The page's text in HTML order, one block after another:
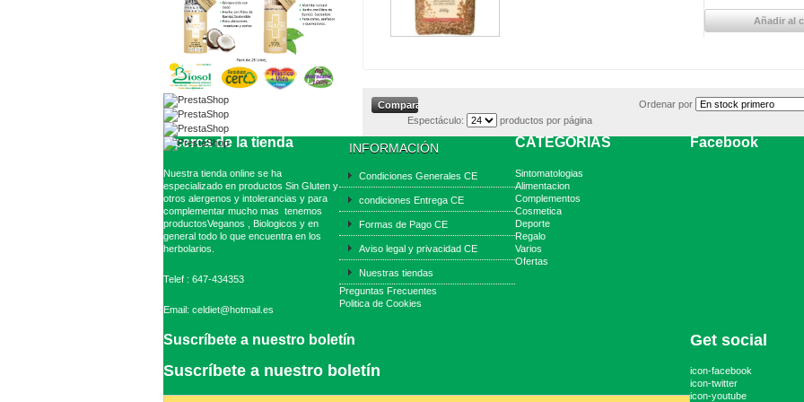
Añadir al
Ordenar por
Espectáculo:
productos por página
Acerca de la tienda
Nuestra tienda online se ha
especializado en productos Sin Gluten y
otros alergenos y intolerancias y para
complementar mucho mas tenemos
productosVeganos , Biologicos y en
general todo lo que encuentra en los
herbolarios.
Telef : 647-434353
Email: celdiet@hotmail.es
INFORMACIÓN
Condiciones Generales CE
condiciones Entrega CE
Formas de Pago CE
Aviso legal y privacidad CE
Nuestras tiendas
Preguntas Frecuentes
Politica de Cookies
CATEGORIAS
Sintomatologias
Alimentacion
Complementos
Cosmetica
Deporte
Regalo
Varios
Ofertas
Facebook
Suscríbete a nuestro boletín
Suscríbete a nuestro boletín
Get social
icon-facebook
icon-twitter
icon-youtube